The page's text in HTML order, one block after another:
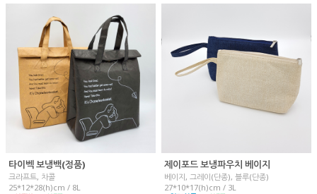
타이벡 보냉백(정품)
크라프트, 차콜
25*12*28(h)cm / 8L
제이포드 보냉파우치 베이지
베이지, 그레이(단종), 블루(단종)
27*10*17(h)cm / 3L